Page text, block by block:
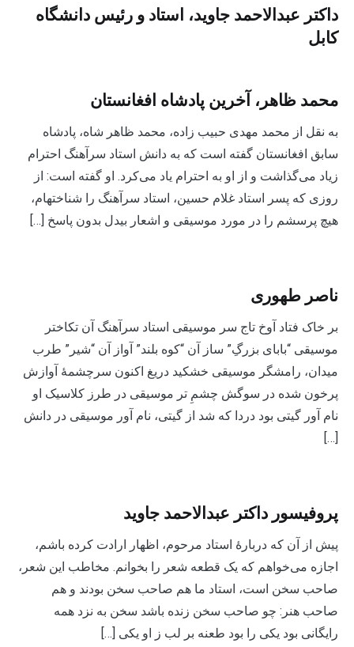
داکتر عبدالاحمد جاوید، استاد و رئیس دانشگاه
کابل
محمد ظاهر، آخرین پادشاه افغانستان
به نقل از محمد مهدی حبیب زاده، محمد ظاهر شاه، پادشاه
سابق افغانستان گفته است که به دانش استاد سرآهنگ احترام
زیاد می‌گذاشت و از او به احترام یاد می‌کرد. او گفته است: از
روزی که پسر استاد غلام حسین، استاد سرآهنگ را شناخته­ام،
هیچ پرسشم را در مورد موسیقی و اشعار بیدل بدون پاسخ […]
ناصر طهوری
بر خاک فتاد آوخ تاج سر موسیقی استاد سرآهنگ آن تک­اختر
موسیقی “بابای بزرگِ” ساز آن “کوه بلند” آواز آن “شیر” طرب
میدان، رامشگر موسیقی خشکید دریغ اکنون سرچشمۀ آوازش
پرخون شده در سوگش چشمِ تر موسیقی در طرز کلاسیک او
نام ­آور گیتی بود دردا که شد از گیتی، نام­ آور موسیقی در دانش
[…]
پروفیسور داکتر عبدالاحمد جاوید
پیش از آن که دربارۀ استاد مرحوم، اظهار ارادت کرده باشم،
اجازه می‌خواهم که یک قطعه شعر را بخوانم. مخاطب این شعر،
صاحب­ سخن است، استاد ما هم صاحب­ سخن بودند و هم
صاحب ­هنر: چو صاحب­ سخن زنده باشد سخن به نزد همه
رایگانی بود یکی را بود طعنه بر لب ز او یکی […]